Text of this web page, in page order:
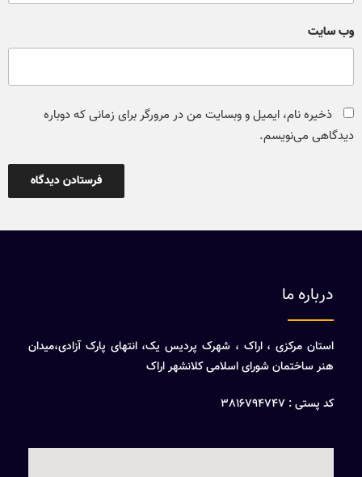
وب‌ سایت
ذخیره نام، ایمیل و وبسایت من در مرورگر برای زمانی که دوباره
دیدگاهی می‌نویسم.
درباره ما
استان مرکزی ، اراک ، شهرک پردیس یک، انتهای پارک آزادی،میدان
هنر ساختمان شورای اسلامی کلانشهر اراک
کد پستی : 3816794747